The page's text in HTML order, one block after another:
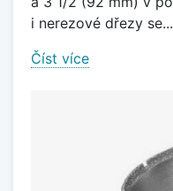
i nerezové dřezy se...
Číst více